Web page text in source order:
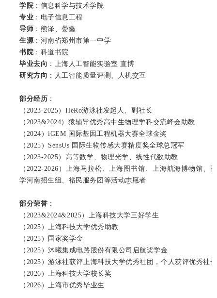
学院 ：信息科学与技术学院
专业 ：电子信息工程
导师 ：熊泽、娄鑫
生源：河南省郑州市第一中学
书院 ：科道书院
毕业去向 ：上海人工智能实验室 直博
研究方向 ：人工智能质量评测、人机交互
部分经历 ：
（2023-2025）HeRo游泳社发起人、副社长
（2023&2024）猿辅导优秀高中生物理学科交流峰会助教
（2024）iGEM 国际基因工程机器大赛全球金奖
（2025）SensUs 国际生物传感大赛精度奖全球总冠军
（2023-2025）高等数学、物理光学、线性代数助教
（2022-2026）上海马拉松、上海图书馆、上海航海博物馆、
学河南招生组、裕民服务团等活动志愿者
部分荣誉 ：
（2023&2024&2025）上海科技大学三好学生
（2025）上海科技大学优秀助教
（2025）国家奖学金
（2025）沐曦集成电路股份有限公司启航奖学金
（2025）游泳社获评上海科技大学优秀社团，个人获评优秀社长
（2026）上海科技大学校长奖
（2026）上海市优秀毕业生